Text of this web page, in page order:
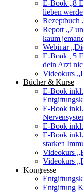
E-Book „8
lieben
Rezeptbuch
Report „7
kaum
Webinar
E-Book „5
dein Arzt
Videokurs
Bücher & Kurse
E-Book
E-Book
E-Book inkl.
E-Book
starken
Videokurs
Videokurs
Kongresse
Entgiftung